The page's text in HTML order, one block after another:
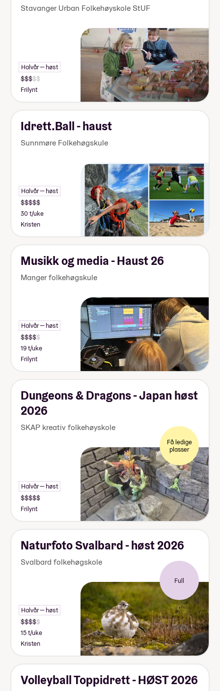
Stavanger Urban Folkehøyskole StUF
Halvår — høst
Frilynt
Idrett.Ball - haust
Sunnmøre Folkehøgskule
Halvår — høst
30 t/uke
Kristen
Musikk og media - Haust 26
Manger folkehøgskule
Halvår — høst
19 t/uke
Frilynt
Dungeons & Dragons - Japan høst
2026
SKAP kreativ folkehøyskole
Få ledige
plasser
Halvår — høst
Frilynt
Naturfoto Svalbard - høst 2026
Svalbard folkehøgskole
Full
Halvår — høst
15 t/uke
Kristen
Volleyball Toppidrett - HØST 2026